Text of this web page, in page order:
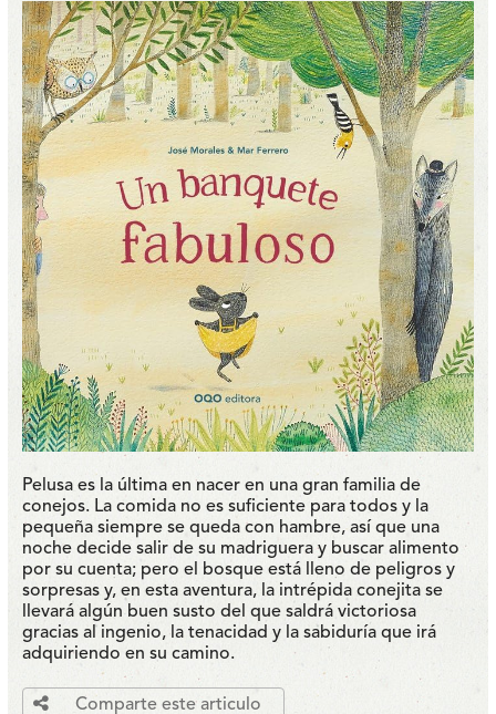
Pelusa es la última en nacer en una gran familia de
conejos. La comida no es suficiente para todos y la
pequeña siempre se queda con hambre, así que una
noche decide salir de su madriguera y buscar alimento
por su cuenta; pero el bosque está lleno de peligros y
sorpresas y, en esta aventura, la intrépida conejita se
llevará algún buen susto del que saldrá victoriosa
gracias al ingenio, la tenacidad y la sabiduría que irá
adquiriendo en su camino.
Comparte este articulo